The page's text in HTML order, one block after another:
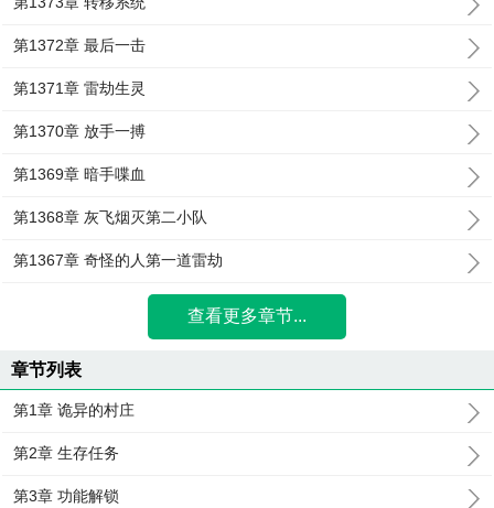
第1372章 最后一击
第1371章 雷劫生灵
第1370章 放手一搏
第1369章 暗手喋血
第1368章 灰飞烟灭第二小队
第1367章 奇怪的人第一道雷劫
查看更多章节...
章节列表
第1章 诡异的村庄
第2章 生存任务
第3章 功能解锁